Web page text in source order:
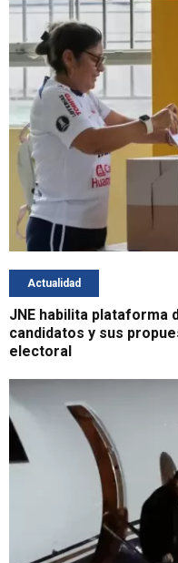
Actualidad
JNE habilita plataforma
candidatos y sus
electoral